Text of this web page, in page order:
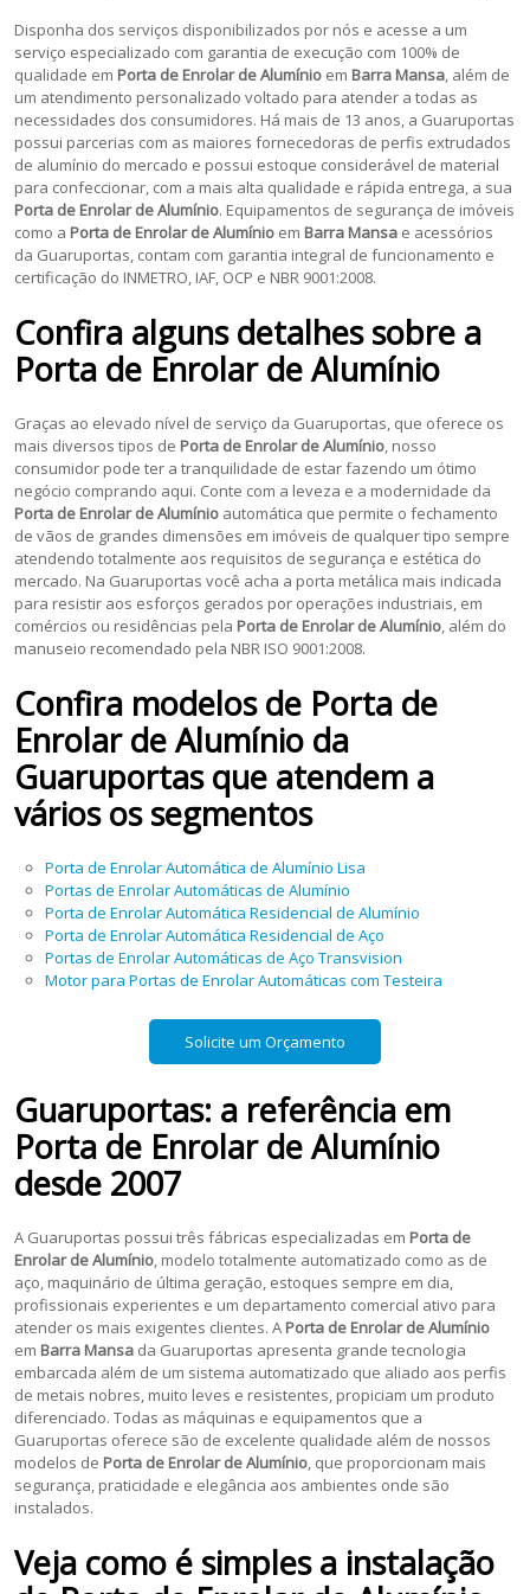
Disponha dos serviços disponibilizados por nós e acesse a um
serviço especializado com garantia de execução com 100% de
qualidade em Porta de Enrolar de Alumínio em Barra Mansa, além de
um atendimento personalizado voltado para atender a todas as
necessidades dos consumidores. Há mais de 13 anos, a Guaruportas
possui parcerias com as maiores fornecedoras de perfis extrudados
de alumínio do mercado e possui estoque considerável de material
para confeccionar, com a mais alta qualidade e rápida entrega, a sua
Porta de Enrolar de Alumínio. Equipamentos de segurança de imóveis
como a Porta de Enrolar de Alumínio em Barra Mansa e acessórios
da Guaruportas, contam com garantia integral de funcionamento e
certificação do INMETRO, IAF, OCP e NBR 9001:2008.
Confira alguns detalhes sobre a
Porta de Enrolar de Alumínio
Graças ao elevado nível de serviço da Guaruportas, que oferece os
mais diversos tipos de Porta de Enrolar de Alumínio, nosso
consumidor pode ter a tranquilidade de estar fazendo um ótimo
negócio comprando aqui. Conte com a leveza e a modernidade da
Porta de Enrolar de Alumínio automática que permite o fechamento
de vãos de grandes dimensões em imóveis de qualquer tipo sempre
atendendo totalmente aos requisitos de segurança e estética do
mercado. Na Guaruportas você acha a porta metálica mais indicada
para resistir aos esforços gerados por operações industriais, em
comércios ou residências pela Porta de Enrolar de Alumínio, além do
manuseio recomendado pela NBR ISO 9001:2008.
Confira modelos de Porta de
Enrolar de Alumínio da
Guaruportas que atendem a
vários os segmentos
Porta de Enrolar Automática de Alumínio Lisa
Portas de Enrolar Automáticas de Alumínio
Porta de Enrolar Automática Residencial de Alumínio
Porta de Enrolar Automática Residencial de Aço
Portas de Enrolar Automáticas de Aço Transvision
Motor para Portas de Enrolar Automáticas com Testeira
Solicite um Orçamento
Guaruportas: a referência em
Porta de Enrolar de Alumínio
desde 2007
A Guaruportas possui três fábricas especializadas em Porta de
Enrolar de Alumínio, modelo totalmente automatizado como as de
aço, maquinário de última geração, estoques sempre em dia,
profissionais experientes e um departamento comercial ativo para
atender os mais exigentes clientes. A Porta de Enrolar de Alumínio
em Barra Mansa da Guaruportas apresenta grande tecnologia
embarcada além de um sistema automatizado que aliado aos perfis
de metais nobres, muito leves e resistentes, propiciam um produto
diferenciado. Todas as máquinas e equipamentos que a
Guaruportas oferece são de excelente qualidade além de nossos
modelos de Porta de Enrolar de Alumínio, que proporcionam mais
segurança, praticidade e elegância aos ambientes onde são
instalados.
Veja como é simples a instalação